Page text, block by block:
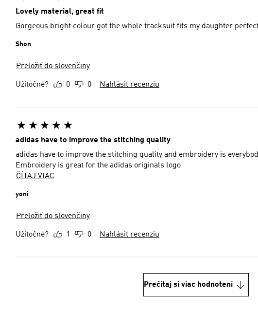
Lovely material, great fit
Gorgeous bright colour got the whole tracksuit fits my daughter
Shon
Preložiť do slovenčiny
Užitočné? 0 0 Nahlásiť recenziu
adidas have to improve the stitching quality
adidas have to improve the stitching quality and embroidery is
Embroidery is great for the adidas originals logo
ČÍTAJ VIAC
yoni
Preložiť do slovenčiny
Užitočné? 1 0 Nahlásiť recenziu
Prečítaj si viac hodnotení